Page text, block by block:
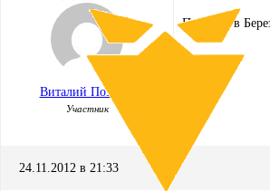
Виталий Поздеев
Участник
Поехал я в
24.11.2012 в 21:33